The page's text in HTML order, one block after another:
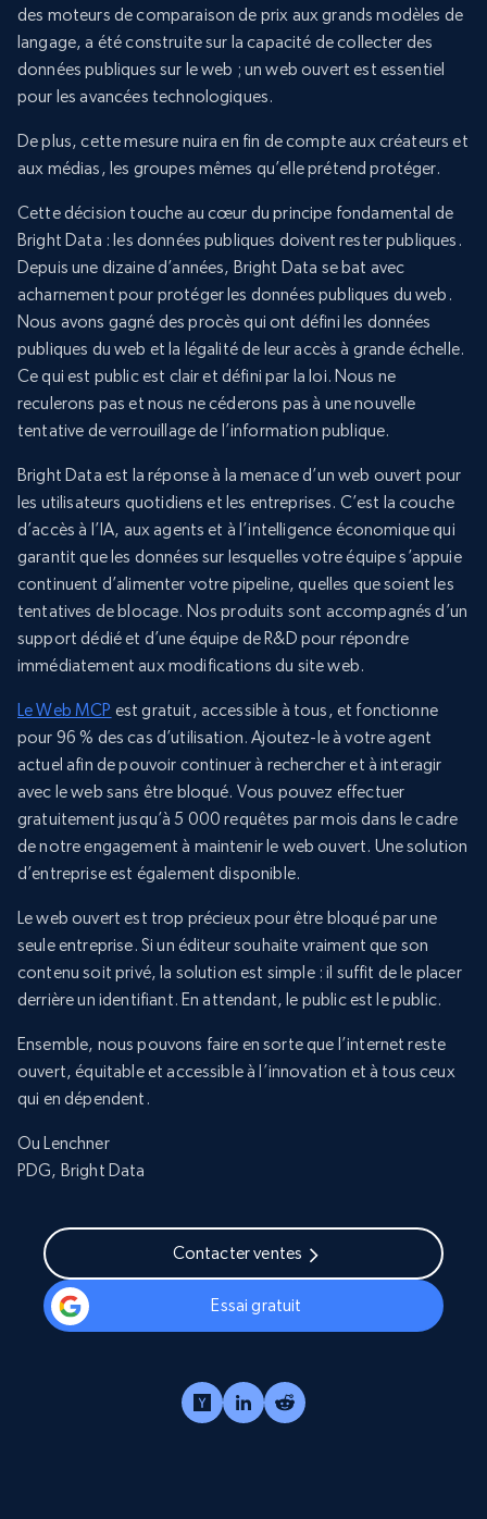
des moteurs de comparaison de prix aux grands modèles de
langage, a été construite sur la capacité de collecter des
données publiques sur le web ; un web ouvert est essentiel
pour les avancées technologiques.
De plus, cette mesure nuira en fin de compte aux créateurs et
aux médias, les groupes mêmes qu’elle prétend protéger.
Cette décision touche au cœur du principe fondamental de
Bright Data : les données publiques doivent rester publiques.
Depuis une dizaine d’années, Bright Data se bat avec
acharnement pour protéger les données publiques du web.
Nous avons gagné des procès qui ont défini les données
publiques du web et la légalité de leur accès à grande échelle.
Ce qui est public est clair et défini par la loi. Nous ne
reculerons pas et nous ne céderons pas à une nouvelle
tentative de verrouillage de l’information publique.
Bright Data est la réponse à la menace d’un web ouvert pour
les utilisateurs quotidiens et les entreprises. C’est la couche
d’accès à l’IA, aux agents et à l’intelligence économique qui
garantit que les données sur lesquelles votre équipe s’appuie
continuent d’alimenter votre pipeline, quelles que soient les
tentatives de blocage. Nos produits sont accompagnés d’un
support dédié et d’une équipe de R&D pour répondre
immédiatement aux modifications du site web.
Le Web MCP est gratuit, accessible à tous, et fonctionne
pour 96 % des cas d’utilisation. Ajoutez-le à votre agent
actuel afin de pouvoir continuer à rechercher et à interagir
avec le web sans être bloqué. Vous pouvez effectuer
gratuitement jusqu’à 5 000 requêtes par mois dans le cadre
de notre engagement à maintenir le web ouvert. Une solution
d’entreprise est également disponible.
Le web ouvert est trop précieux pour être bloqué par une
seule entreprise. Si un éditeur souhaite vraiment que son
contenu soit privé, la solution est simple : il suffit de le placer
derrière un identifiant. En attendant, le public est le public.
Ensemble, nous pouvons faire en sorte que l’internet reste
ouvert, équitable et accessible à l’innovation et à tous ceux
qui en dépendent.
Ou Lenchner
PDG, Bright Data
Contacter ventes
Essai gratuit